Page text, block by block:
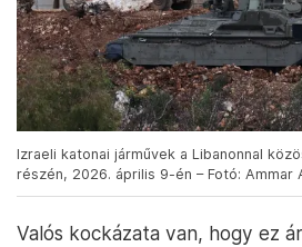
Izraeli katonai járművek a Libanonnal
részén, 2026. április 9-én – Fotó: Ammar
Valós kockázata van, hogy ez